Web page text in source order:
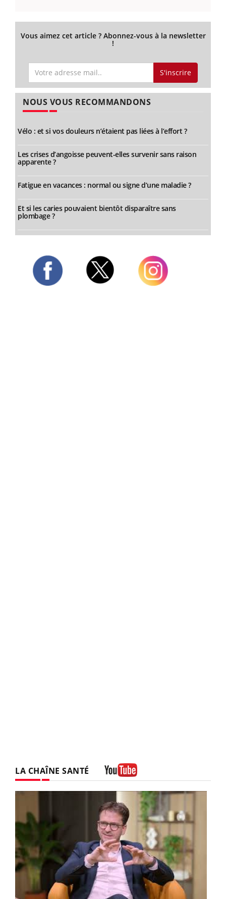
Vous aimez cet article ? Abonnez-vous à la newsletter
!
S'inscrire
NOUS VOUS RECOMMANDONS
Vélo : et si vos douleurs n’étaient pas liées à l’effort ?
Les crises d’angoisse peuvent-elles survenir sans raison
apparente ?
Fatigue en vacances : normal ou signe d’une maladie ?
Et si les caries pouvaient bientôt disparaître sans
plombage ?
LA CHAÎNE SANTÉ